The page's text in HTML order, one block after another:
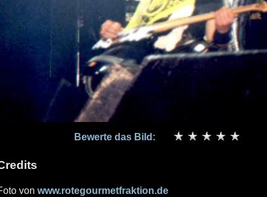
Bewerte das Bild:
von www.rotegourmetfraktion.de